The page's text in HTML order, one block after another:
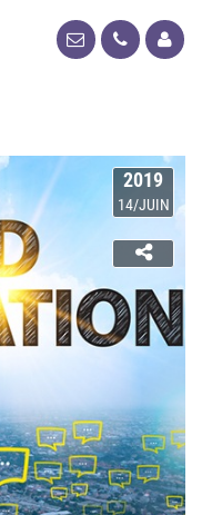
2019
14/JUIN